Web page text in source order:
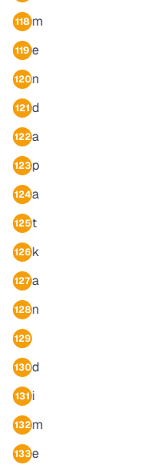
118 m
119 e
120n
121d
122a
123p
124a
125t
126k
127a
128n
129
130d
131 i
132m
133e